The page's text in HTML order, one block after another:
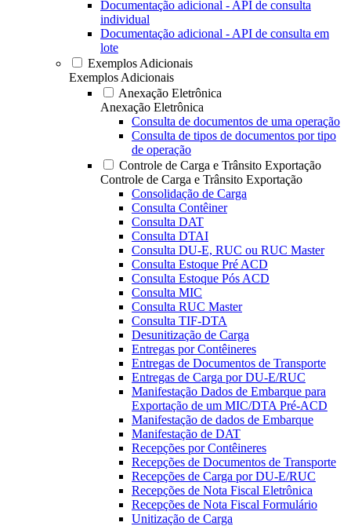
Documentação adicional - API de consulta
individual
Documentação adicional - API de consulta em
lote
Exemplos Adicionais
Exemplos Adicionais
Anexação Eletrônica
Anexação Eletrônica
Consulta de documentos de uma operação
Consulta de tipos de documentos por tipo
de operação
Controle de Carga e Trânsito Exportação
Controle de Carga e Trânsito Exportação
Consolidação de Carga
Consulta Contêiner
Consulta DAT
Consulta DTAI
Consulta DU-E, RUC ou RUC Master
Consulta Estoque Pré ACD
Consulta Estoque Pós ACD
Consulta MIC
Consulta RUC Master
Consulta TIF-DTA
Desunitização de Carga
Entregas por Contêineres
Entregas de Documentos de Transporte
Entregas de Carga por DU-E/RUC
Manifestação Dados de Embarque para
Exportação de um MIC/DTA Pré-ACD
Manifestação de dados de Embarque
Manifestação de DAT
Recepções por Contêineres
Recepções de Documentos de Transporte
Recepções de Carga por DU-E/RUC
Recepções de Nota Fiscal Eletrônica
Recepções de Nota Fiscal Formulário
Unitização de Carga